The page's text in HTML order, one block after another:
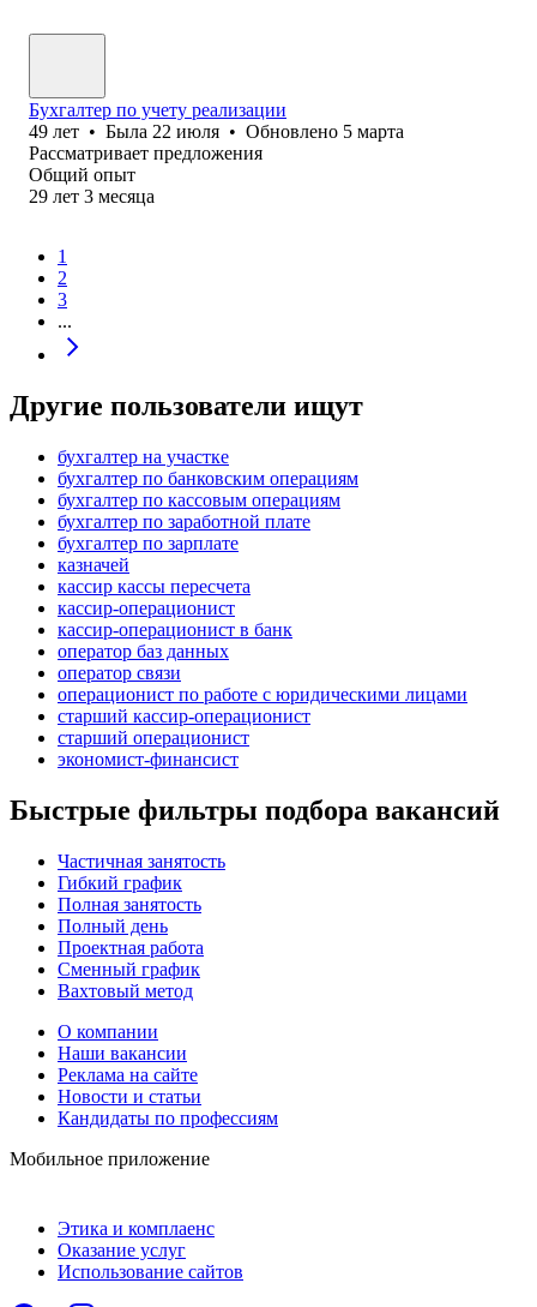
Бухгалтер по учету реализации
49 лет • Была 22 июля • Обновлено 5 марта
Рассматривает предложения
Общий опыт
29 лет 3 месяца
1
2
3
...
Другие пользователи ищут
бухгалтер на участке
бухгалтер по банковским операциям
бухгалтер по кассовым операциям
бухгалтер по заработной плате
бухгалтер по зарплате
казначей
кассир кассы пересчета
кассир-операционист
кассир-операционист в банк
оператор баз данных
оператор связи
операционист по работе с юридическими лицами
старший кассир-операционист
старший операционист
экономист-финансист
Быстрые фильтры подбора вакансий
Частичная занятость
Гибкий график
Полная занятость
Полный день
Проектная работа
Сменный график
Вахтовый метод
О компании
Наши вакансии
Реклама на сайте
Новости и статьи
Кандидаты по профессиям
Мобильное приложение
Этика и комплаенс
Оказание услуг
Использование сайтов